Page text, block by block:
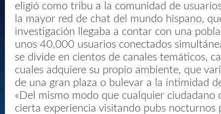
eligió como tribu a la comunidad de
la mayor red de chat del mundo hispano,
investigación llegaba a contar con una
unos 40,000 usuarios conectados
se divide en cientos de canales temáticos,
cuales adquiere su propio ambiente, que
de una gran plaza o bulevar a la intimidad
«Del mismo modo que cualquier ciudadano
cierta experiencia visitando pubs nocturnos